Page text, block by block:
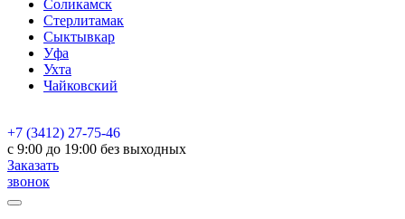
Соликамск
Стерлитамак
Сыктывкар
Уфа
Ухта
Чайковский
+7 (3412) 27-75-46
c 9:00 до 19:00 без выходных
Заказать
звонок